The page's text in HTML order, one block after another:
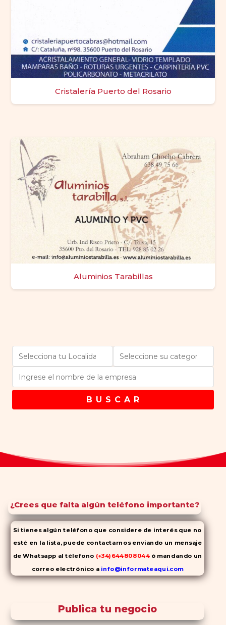
Cristalería Puerto del Rosario
Aluminios Tarabillas
B U S C A R
¿Crees que falta algún teléfono importante?
Si tienes algún teléfono que considere de interés que no
esté en la lista, puede contactarnos enviando un mensaje
de Whatsapp al télefono (+34)644808044 ó mandando un
correo electrónico a info@informateaqui.com
Mientras que antes la decisión de elegir un inhibidor de la
cambio de los tiempos ha permitido la producción de alternativas
genéricas tanto a Cialis como aViagra sin receta(tadalafilo y
Publica tu negocio